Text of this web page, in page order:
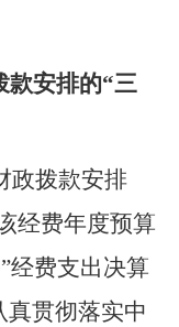
款安排的“三
政拨款安排
经费年度预算
经费支出决算
贯彻落实中